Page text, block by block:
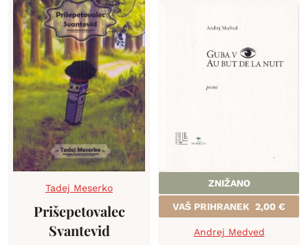
Tadej Meserko
Prišepetovalec
Svantevid
ZNIŽANO
VAŠ PRIHRANEK 2,00 €
Andrej Medved